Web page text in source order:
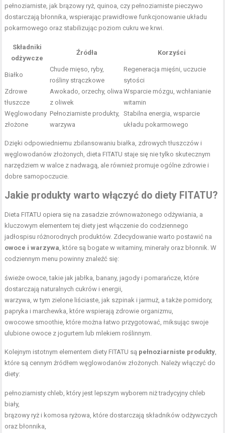
pełnoziarniste, jak brązowy ryż, quinoa, czy pełnoziarniste pieczywo
dostarczają błonnika, wspierając prawidłowe funkcjonowanie układu
pokarmowego oraz stabilizując poziom cukru we krwi.
Składniki
odżywcze
Źródła Korzyści
Białko
Chude mięso, ryby,
rośliny strączkowe
Regeneracja mięśni, uczucie
sytości
Zdrowe
tłuszcze
Awokado, orzechy, oliwa
z oliwek
Wsparcie mózgu, wchłanianie
witamin
Węglowodany
złożone
Pełnoziarniste produkty,
warzywa
Stabilna energia, wsparcie
układu pokarmowego
Dzięki odpowiedniemu zbilansowaniu białka, zdrowych tłuszczów i
węglowodanów złożonych, dieta FITATU staje się nie tylko skutecznym
narzędziem w walce z nadwagą, ale również promuje ogólne zdrowie i
dobre samopoczucie.
Jakie produkty warto włączyć do diety FITATU?
Dieta FITATU opiera się na zasadzie zrównoważonego odżywiania, a
kluczowym elementem tej diety jest włączenie do codziennego
jadłospisu różnorodnych produktów. Zdecydowanie warto postawić na
owoce i warzywa, które są bogate w witaminy, minerały oraz błonnik. W
codziennym menu powinny znaleźć się:
świeże owoce, takie jak jabłka, banany, jagody i pomarańcze, które
dostarczają naturalnych cukrów i energii,
warzywa, w tym zielone liściaste, jak szpinak i jarmuż, a także pomidory,
papryka i marchewka, które wspierają zdrowie organizmu,
owocowe smoothie, które można łatwo przygotować, miksując swoje
ulubione owoce z jogurtem lub mlekiem roślinnym.
Kolejnym istotnym elementem diety FITATU są pełnoziarniste produkty,
które są cennym źródłem węglowodanów złożonych. Należy włączyć do
diety:
pełnoziarnisty chleb, który jest lepszym wyborem niż tradycyjny chleb
biały,
brązowy ryż i komosa ryżowa, które dostarczają składników odżywczych
oraz błonnika,